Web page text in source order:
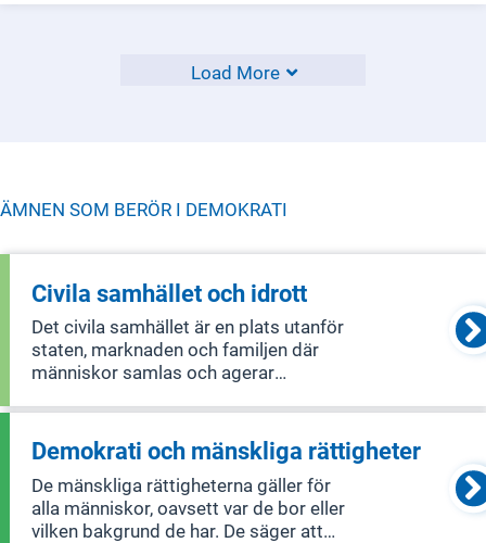
Load More
ÄMNEN SOM BERÖR I DEMOKRATI
Civila samhället och idrott
Det civila samhället är en plats utanför
staten, marknaden och familjen där
människor samlas och agerar
intressen. Det inkluderar nätverk,
ideella föreningar och trossamfund.
Politiken för det civila samhället
handlar om att ge
Demokrati och mänskliga rättigheter
De mänskliga rättigheterna gäller för
alla människor, oavsett var de bor eller
vilken bakgrund de har. De säger att